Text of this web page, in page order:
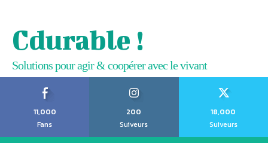
Cdurable !
Solutions pour agir & coopérer avec le vivant
11,000
Fans
200
Suiveurs
18,000
Suiveurs